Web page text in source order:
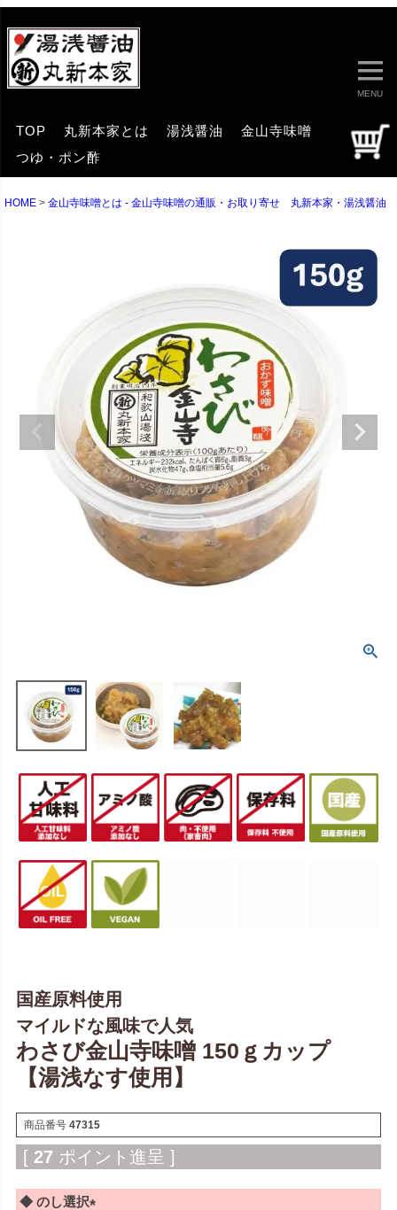
MENU
TOP 丸新本家とは 湯浅醤油
金山寺味噌
つゆ・ポン酢
HOME 金山寺味噌とは - 金山寺味噌の通販・お取り寄せ 丸新本家・湯浅醤油
国産原料使用
マイルドな風味で人気
わさび金山寺味噌 150ｇカップ
【湯浅なす使用】
商品番号 47315
[ 27 ポイント進呈 ]
◆ のし選択